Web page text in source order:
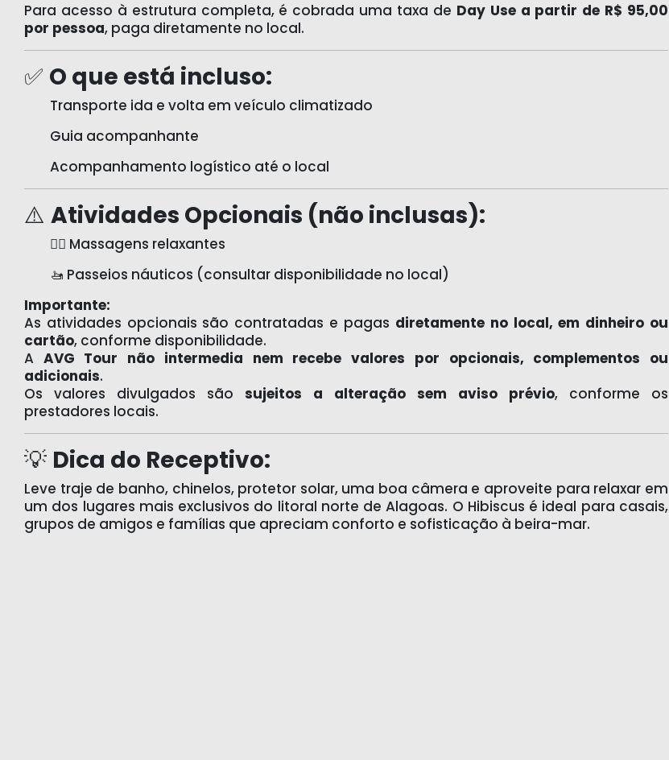
Para acesso à estrutura completa, é cobrada uma taxa de Day Use a partir de R$ 95,00
por pessoa, paga diretamente no local.
✅ O que está incluso:
Transporte ida e volta em veículo climatizado
Guia acompanhante
Acompanhamento logístico até o local
⚠️ Atividades Opcionais (não inclusas):
💆‍♀️ Massagens relaxantes
🚤 Passeios náuticos (consultar disponibilidade no local)
Importante:
As atividades opcionais são contratadas e pagas diretamente no local, em dinheiro ou
cartão, conforme disponibilidade.
A AVG Tour não intermedia nem recebe valores por opcionais, complementos ou
adicionais.
Os valores divulgados são sujeitos a alteração sem aviso prévio, conforme os
prestadores locais.
💡 Dica do Receptivo:
Leve traje de banho, chinelos, protetor solar, uma boa câmera e aproveite para relaxar em
um dos lugares mais exclusivos do litoral norte de Alagoas. O Hibiscus é ideal para casais,
grupos de amigos e famílias que apreciam conforto e sofisticação à beira-mar.